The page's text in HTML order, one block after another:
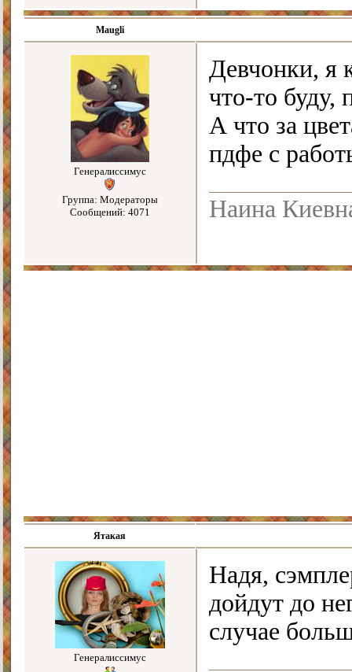
Maugli
Генералиссимус
Группа: Модераторы
Сообщений: 4071
Девчонки, я
что-то
А что за
пдфе с
Наина
Ятакая
Генералиссимус
Надя,
дойдут до
случае